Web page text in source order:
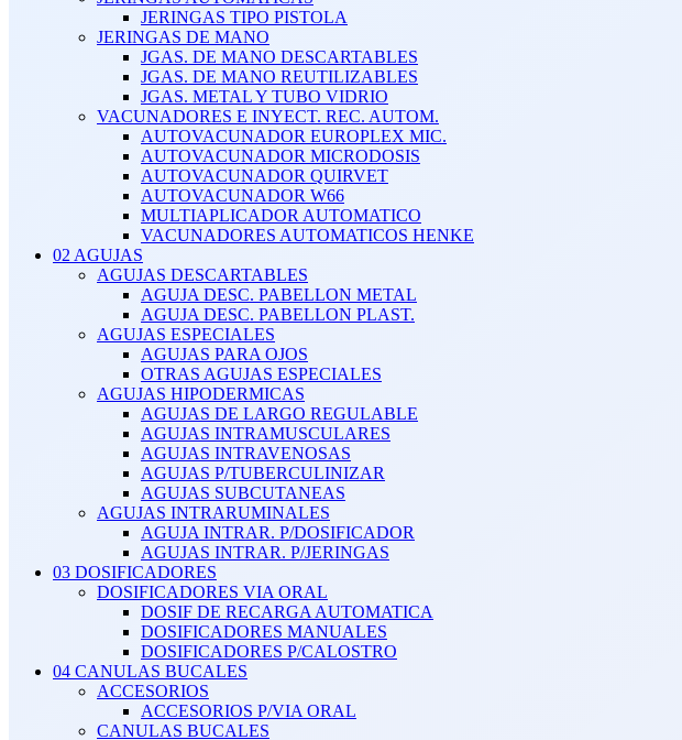
JERINGAS TIPO PISTOLA
JERINGAS DE MANO
JGAS. DE MANO DESCARTABLES
JGAS. DE MANO REUTILIZABLES
JGAS. METAL Y TUBO VIDRIO
VACUNADORES E INYECT. REC. AUTOM.
AUTOVACUNADOR EUROPLEX MIC.
AUTOVACUNADOR MICRODOSIS
AUTOVACUNADOR QUIRVET
AUTOVACUNADOR W66
MULTIAPLICADOR AUTOMATICO
VACUNADORES AUTOMATICOS HENKE
02 AGUJAS
AGUJAS DESCARTABLES
AGUJA DESC. PABELLON METAL
AGUJA DESC. PABELLON PLAST.
AGUJAS ESPECIALES
AGUJAS PARA OJOS
OTRAS AGUJAS ESPECIALES
AGUJAS HIPODERMICAS
AGUJAS DE LARGO REGULABLE
AGUJAS INTRAMUSCULARES
AGUJAS INTRAVENOSAS
AGUJAS P/TUBERCULINIZAR
AGUJAS SUBCUTANEAS
AGUJAS INTRARUMINALES
AGUJA INTRAR. P/DOSIFICADOR
AGUJAS INTRAR. P/JERINGAS
03 DOSIFICADORES
DOSIFICADORES VIA ORAL
DOSIF DE RECARGA AUTOMATICA
DOSIFICADORES MANUALES
DOSIFICADORES P/CALOSTRO
04 CANULAS BUCALES
ACCESORIOS
ACCESORIOS P/VIA ORAL
CANULAS BUCALES